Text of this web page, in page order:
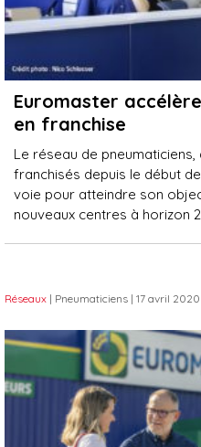
Euromaster
en franchise
Le réseau de
franchisés depuis le début
voie pour atteindre son
nouveaux centres à horizon
Réseaux | Pneumaticiens | 17 avril 2020